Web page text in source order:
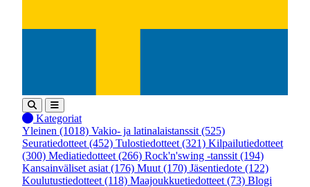
Kategoriat
Yleinen (1018) Vakio- ja latinalaistanssit (525)
Seuratiedotteet (452) Tulostiedotteet (321) Kilpailutiedotteet
(300) Mediatiedotteet (266) Rock'n'swing -tanssit (194)
Kansainväliset asiat (176) Muut (170) Jäsentiedote (122)
Koulutustiedotteet (118) Maajoukkuetiedotteet (73) Blogi